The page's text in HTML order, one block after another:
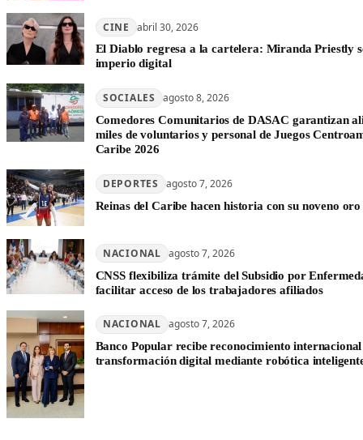
CINE abril 30, 2026
El Diablo regresa a la cartelera: Miranda Priestly
imperio digital
SOCIALES agosto 8, 2026
Comedores Comunitarios de DASAC garantizan
miles de voluntarios y personal de Juegos
Caribe 2026
DEPORTES agosto 7, 2026
Reinas del Caribe hacen historia con su noveno
NACIONAL agosto 7, 2026
CNSS flexibiliza trámite del Subsidio por
facilitar acceso de los trabajadores afiliados
NACIONAL agosto 7, 2026
Banco Popular recibe reconocimiento
transformación digital mediante robótica